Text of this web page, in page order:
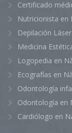
Certificado
Nutricionista en
Depilación
Medicina
Logopedia en
Ecografías en
Odontología
Odontología en
Cardiólogo en